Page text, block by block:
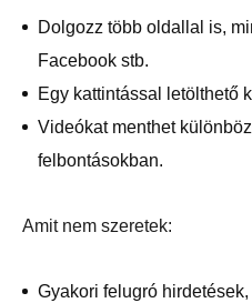
Dolgozz több oldallal is,
Facebook stb.
Egy kattintással letölthető
Videókat menthet
felbontásokban.
Amit nem szeretek:
Gyakori felugró